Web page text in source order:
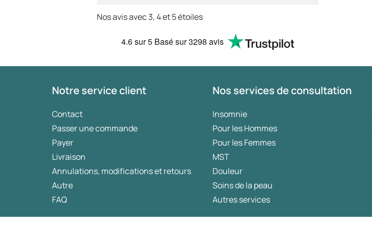
Nos avis avec 3, 4 et 5 étoiles
4.6sur 5 Basé sur3298 avis
Notre service client
Contact
Passer une commande
Payer
Livraison
Annulations, modifications et retours
Autre
FAQ
Nos services de consultation
Insomnie
Pour les Hommes
Pour les Femmes
MST
Douleur
Soins de la peau
Autres services